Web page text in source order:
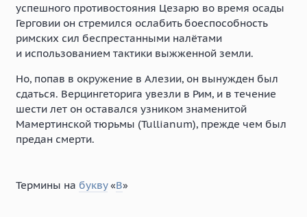
успешного противостояния Цезарю во время осады
Герговии он стремился ослабить боеспособность
римских сил беспрестанными налётами
и использованием тактики выжженной земли.
Но, попав в окружение в Алезии, он вынужден был
сдаться. Верцингеторига увезли в Рим, и в течение
шести лет он оставался узником знаменитой
Мамертинской тюрьмы (Tullianum), прежде чем был
предан смерти.
Термины на букву«В»